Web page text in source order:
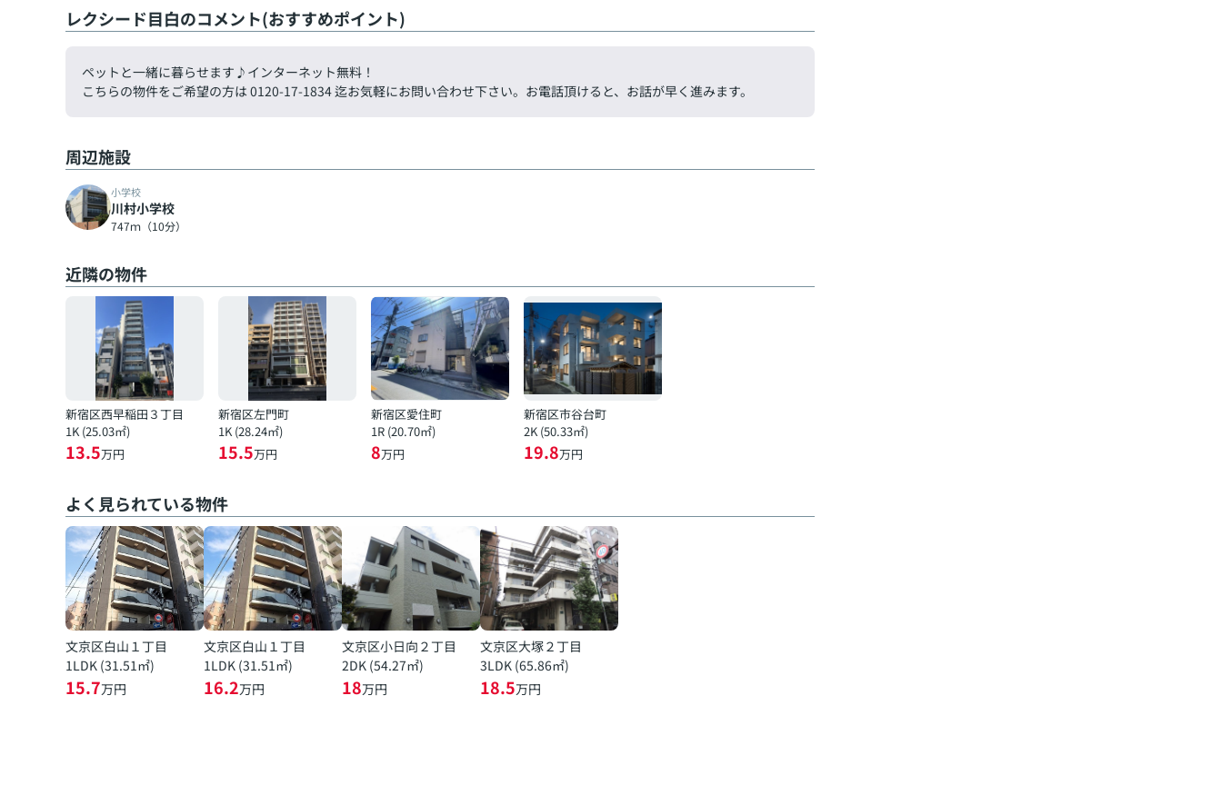
レクシード目白のコメント(おすすめポイント)
ペットと一緒に暮らせます♪インターネット無料！
こちらの物件をご希望の方は 0120-17-1834 迄お気軽にお問い合わせ下さい。お電話頂けると、お話が早く進みます。
周辺施設
小学校
川村小学校
747ｍ（10分）
近隣の物件
新宿区西早稲田３丁目
1K (25.03㎡)
13.5万円
新宿区左門町
1K (28.24㎡)
15.5万円
新宿区愛住町
1R (20.70㎡)
8万円
新宿区市谷台町
2K (50.33㎡)
19.8万円
よく見られている物件
文京区白山１丁目
1LDK (31.51㎡)
15.7万円
文京区白山１丁目
1LDK (31.51㎡)
16.2万円
文京区小日向２丁目
2DK (54.27㎡)
18万円
文京区大塚２丁目
3LDK (65.86㎡)
18.5万円